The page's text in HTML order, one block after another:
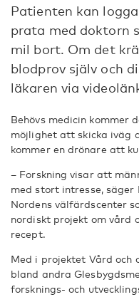
Patienten kan
prata med doktorn
mil bort. Om det
blodprov själv och
läkaren via
Behövs medicin kommer
möjlighet att skicka iväg
kommer en drönare att
– Forskning visar att
med stort intresse, säger
Nordens välfärdscenter
nordiskt projekt om vård
recept.
Med i projektet Vård och
bland andra
forsknings- och